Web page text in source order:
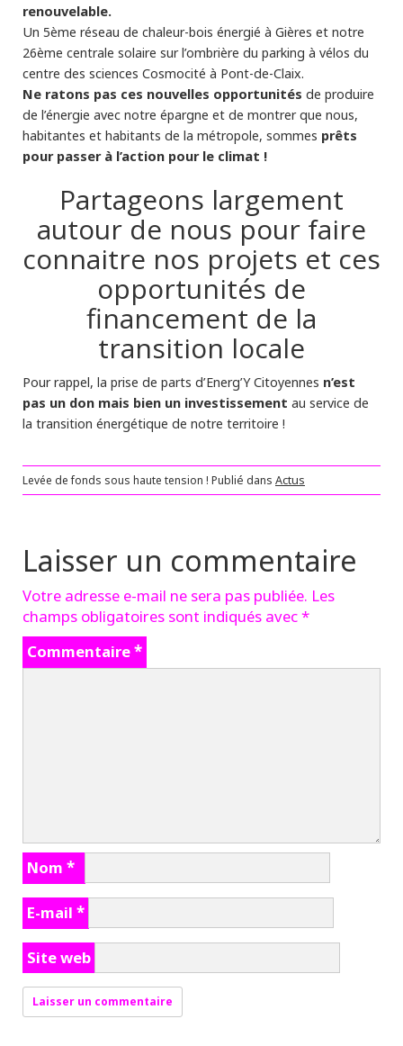
renouvelable.
Un 5ème réseau de chaleur-bois énergié à Gières et notre
26ème centrale solaire sur l’ombrière du parking à vélos du
centre des sciences Cosmocité à Pont-de-Claix.
Ne ratons pas ces nouvelles opportunités de produire
de l’énergie avec notre épargne et de montrer que nous,
habitantes et habitants de la métropole, sommes prêts
pour passer à l’action pour le climat !
Partageons largement
autour de nous pour faire
connaitre nos projets et ces
opportunités de
financement de la
transition locale
Pour rappel, la prise de parts d’Energ’Y Citoyennes n’est
pas un don mais bien un investissement au service de
la transition énergétique de notre territoire !
Levée de fonds sous haute tension ! Publié dans Actus
Laisser un commentaire
Votre adresse e-mail ne sera pas publiée. Les
champs obligatoires sont indiqués avec*
Commentaire*
Nom *
E-mail *
Site web